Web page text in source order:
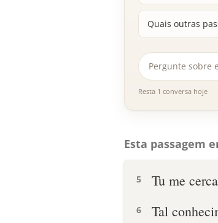
Quais outras
Resta 1 conversa hoje
Esta passagem
5 Tu me
6
Tal